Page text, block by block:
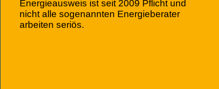
Energieausweis ist seit 2009 Pflicht und
nicht alle sogenannten Energieberater
arbeiten seriös.